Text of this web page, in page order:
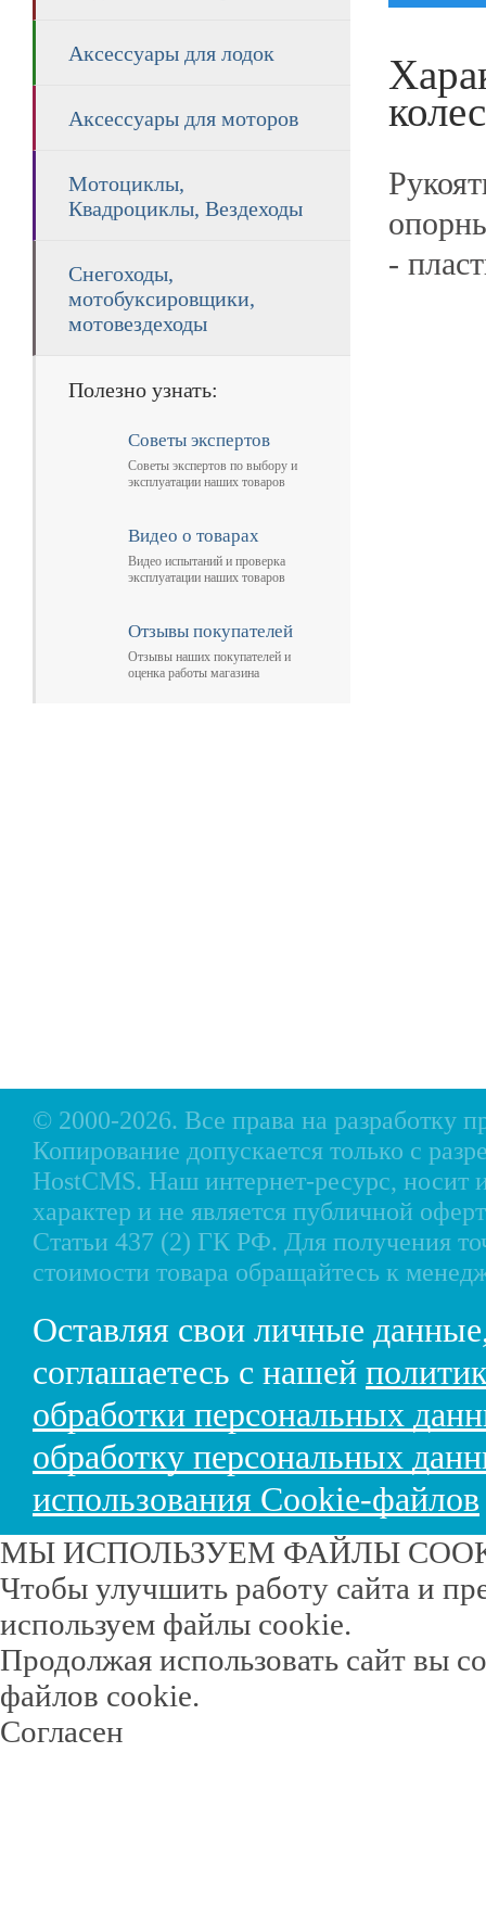
Аксессуары для лодок
Аксессуары для моторов
Мотоциклы,
Квадроциклы, Вездеходы
Снегоходы,
мотобуксировщики,
мотовездеходы
Полезно узнать:
Советы экспертов
Советы экспертов по выбору и
эксплуатации наших товаров
Видео о товарах
Видео испытаний и проверка
эксплуатации наших товаров
Отзывы покупателей
Отзывы наших покупателей и
оценка работы магазина
-
© 2000-2026. Все права на разработку
Копирование допускается только с
HostCMS. Наш интернет-ресурс,
характер и не является публичной
Статьи 437 (2) ГК РФ. Для получения
стоимости товара обращайтесь к
Оставляя свои личные
соглашаетесь с нашей
обработки персональных
обработку персональных
использования Cookie-файлов
МЫ ИСПОЛЬЗУЕМ ФАЙЛЫ
Чтобы улучшить работу сайта и
используем файлы cookie.
Продолжая использовать сайт вы
файлов cookie.
Согласен